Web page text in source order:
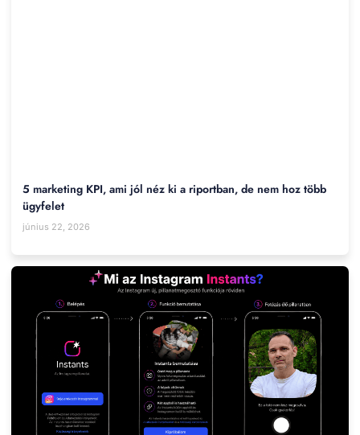
5 marketing KPI, ami jól néz ki a riportban, de nem hoz több
ügyfelet
június 22, 2026